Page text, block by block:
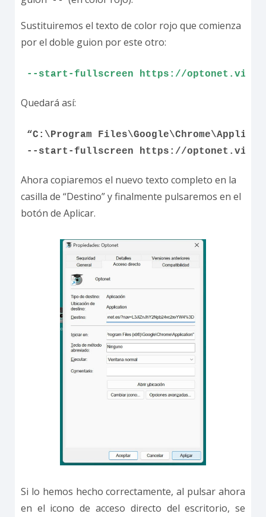
Sustituiremos el texto de color rojo que comienza
por el doble guion por este otro:
--start-fullscreen https://optonet.vision/
Quedará así:
“C:\Program
--start-fullscreen https://optonet.vision/
Ahora copiaremos el nuevo texto completo en la
casilla de “Destino” y finalmente pulsaremos en el
botón de Aplicar.
Si lo hemos hecho correctamente, al pulsar ahora
en el icono de acceso directo del escritorio, se